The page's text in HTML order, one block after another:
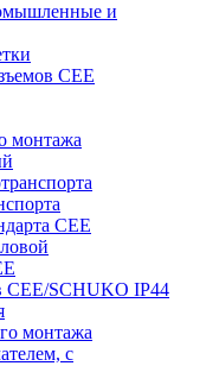
и
CEE
монтажа
CEE
CEE/SCHUKO IP44
монтажа
с